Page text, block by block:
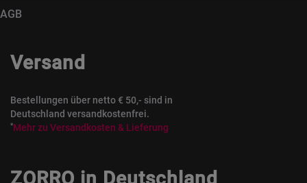
AGB
Versand
Bestellungen über netto € 50,- sind in
Deutschland versandkostenfrei.
*Mehr zu Versandkosten & Lieferung